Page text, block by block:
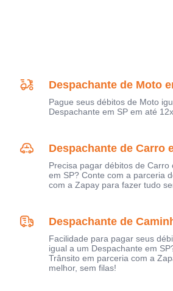
Despachante de Moto
Pague seus débitos de Moto
Despachante em SP em até
Despachante de Carro
Precisa pagar débitos de Carro
em SP? Conte com a parceria
com a Zapay para fazer tudo
Despachante de
Facilidade para pagar seus
igual a um Despachante em
Trânsito em parceria com a
melhor, sem filas!